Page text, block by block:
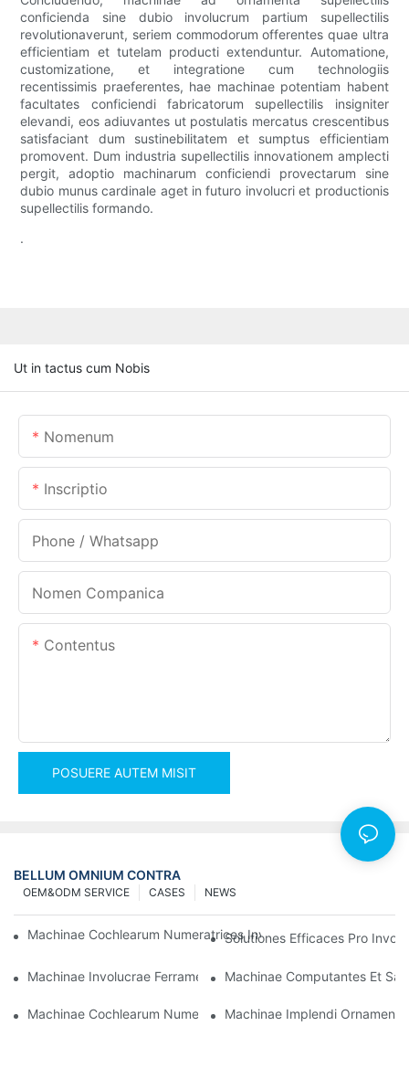
conficienda sine dubio involucrum partium supellectilis
revolutionaverunt, seriem commodorum offerentes quae ultra
efficientiam et tutelam producti extenduntur. Automatione,
customizatione, et integratione cum technologiis
recentissimis praeferentes, hae machinae potentiam habent
facultates conficiendi fabricatorum supellectilis insigniter
elevandi, eos adiuvantes ut postulatis mercatus crescentibus
satisfaciant dum sustinebilitatem et sumptus efficientiam
promovent. Dum industria supellectilis innovationem amplecti
pergit, adoptio machinarum conficiendi provectarum sine
dubio munus cardinale aget in futuro involucri et productionis
supellectilis formando.
.
Ut in tactus cum Nobis
Nomenum
Inscriptio
Phone / Whatsapp
Nomen Companica
Contentus
POSUERE AUTEM MISIT
BELLUM OMNIUM CONTRA
NEWS
CASES
OEM&ODM SERVICE
Machinae Cochlearum Numeratrices Involucrantes Ad Eventus
Solutiones Efficaces Pro
Machinae Involucrae Ferramentorum Optimae Ad Qualitatem
Machinae Computantes Et
Machinae Cochlearum Numerantes Impletoriae: Instrumentum
Machinae Implendi